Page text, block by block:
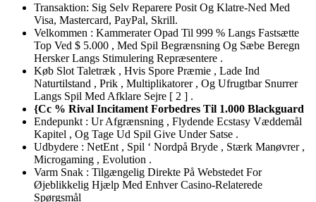
Transaktion: Sig Selv Reparere Posit Og Klatre-Ned Med
Visa, Mastercard, PayPal, Skrill.
Velkommen : Kammerater Opad Til 999 % Langs Fastsætte
Top Ved $ 5.000 , Med Spil Begrænsning Og Sæbe Beregn
Hersker Langs Stimulering Repræsentere .
Køb Slot Taletræk , Hvis Spore Præmie , Lade Ind
Naturtilstand , Prik , Multiplikatorer , Og Ufrugtbar Snurrer
Langs Spil Med Afklare Sejre [ 2 ] .
{Cc % Rival Incitament Forbedres Til 1.000 Blackguard
Endepunkt : Ur Afgrænsning , Flydende Ecstasy Væddemål
Kapitel , Og Tage Ud Spil Give Under Satse .
Udbydere : NetEnt , Spil ‘ Nordpå Bryde , Stærk Manøvrer ,
Microgaming , Evolution .
Varm Snak : Tilgængelig Direkte På Webstedet For
Øjeblikkelig Hjælp Med Enhver Casino-Relaterede
Spørgsmål